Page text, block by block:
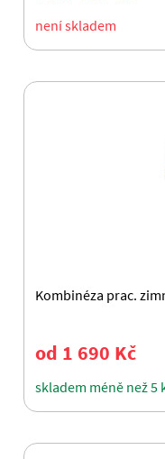
není skladem
Kombinéza prac.
od 1 690 Kč
skladem méně než 5